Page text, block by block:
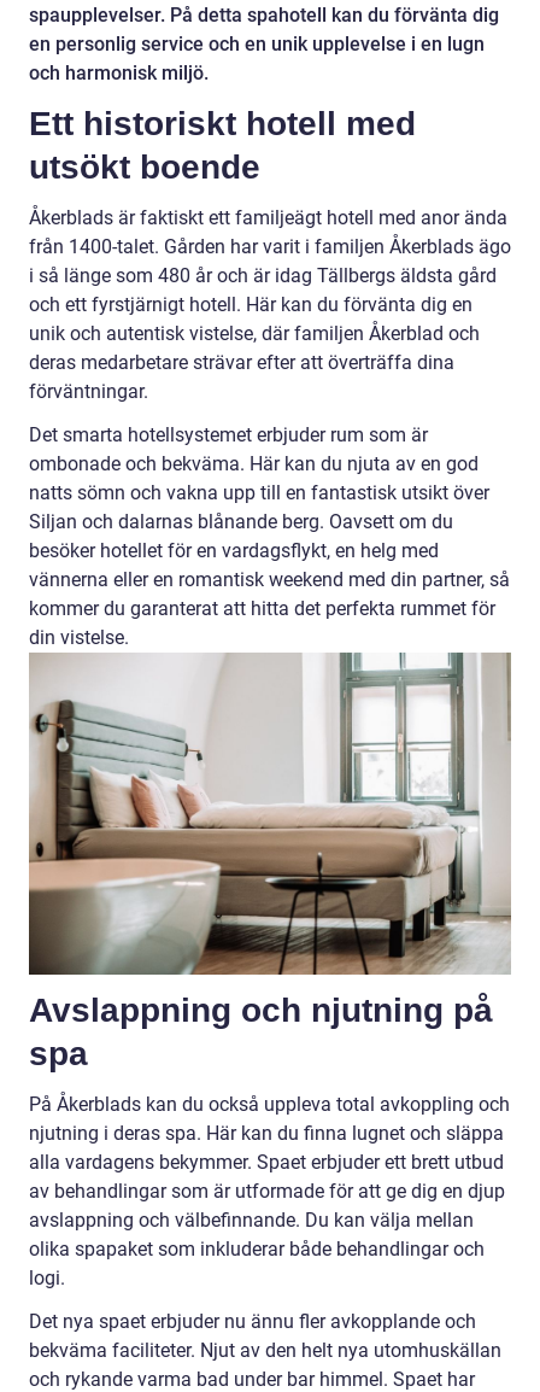
spaupplevelser. På detta spahotell kan du förvänta dig
en personlig service och en unik upplevelse i en lugn
och harmonisk miljö.
Ett historiskt hotell med
utsökt boende
Åkerblads är faktiskt ett familjeägt hotell med anor ända
från 1400-talet. Gården har varit i familjen Åkerblads ägo
i så länge som 480 år och är idag Tällbergs äldsta gård
och ett fyrstjärnigt hotell. Här kan du förvänta dig en
unik och autentisk vistelse, där familjen Åkerblad och
deras medarbetare strävar efter att överträffa dina
förväntningar.
Det smarta hotellsystemet erbjuder rum som är
ombonade och bekväma. Här kan du njuta av en god
natts sömn och vakna upp till en fantastisk utsikt över
Siljan och dalarnas blånande berg. Oavsett om du
besöker hotellet för en vardagsflykt, en helg med
vännerna eller en romantisk weekend med din partner, så
kommer du garanterat att hitta det perfekta rummet för
din vistelse.
Avslappning och njutning på
spa
På Åkerblads kan du också uppleva total avkoppling och
njutning i deras spa. Här kan du finna lugnet och släppa
alla vardagens bekymmer. Spaet erbjuder ett brett utbud
av behandlingar som är utformade för att ge dig en djup
avslappning och välbefinnande. Du kan välja mellan
olika spapaket som inkluderar både behandlingar och
logi.
Det nya spaet erbjuder nu ännu fler avkopplande och
bekväma faciliteter. Njut av den helt nya utomhuskällan
och rykande varma bad under bar himmel. Spaet har